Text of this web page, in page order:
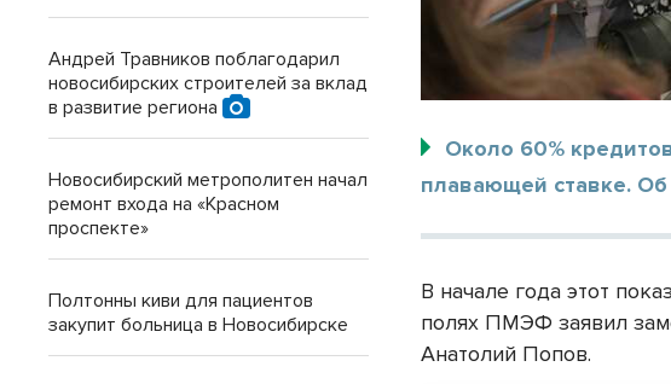
Около 60%
плавающей ставке.
В начале года этот
полях ПМЭФ заявил
Анатолий Попов.
Андрей Травников поблагодарил
новосибирских строителей за вклад
в развитие региона
Новосибирский метрополитен начал
ремонт входа на «Красном
проспекте»
Полтонны киви для пациентов
закупит больница в Новосибирске